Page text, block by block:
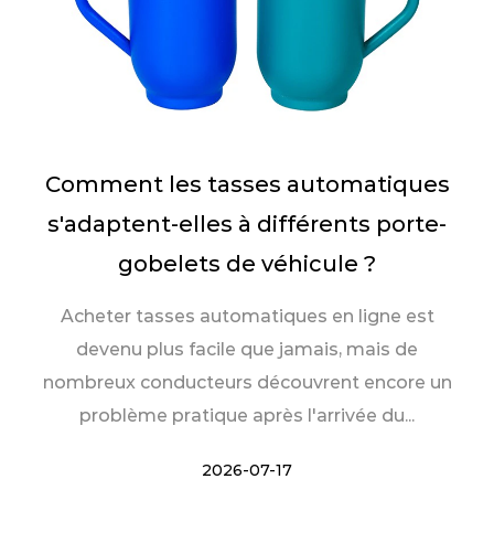
Comment les tasses automatiques
s'adaptent-elles à différents porte-
gobelets de véhicule ?
Acheter tasses automatiques en ligne est
devenu plus facile que jamais, mais de
nombreux conducteurs découvrent encore un
problème pratique après l'arrivée du...
2026-07-17